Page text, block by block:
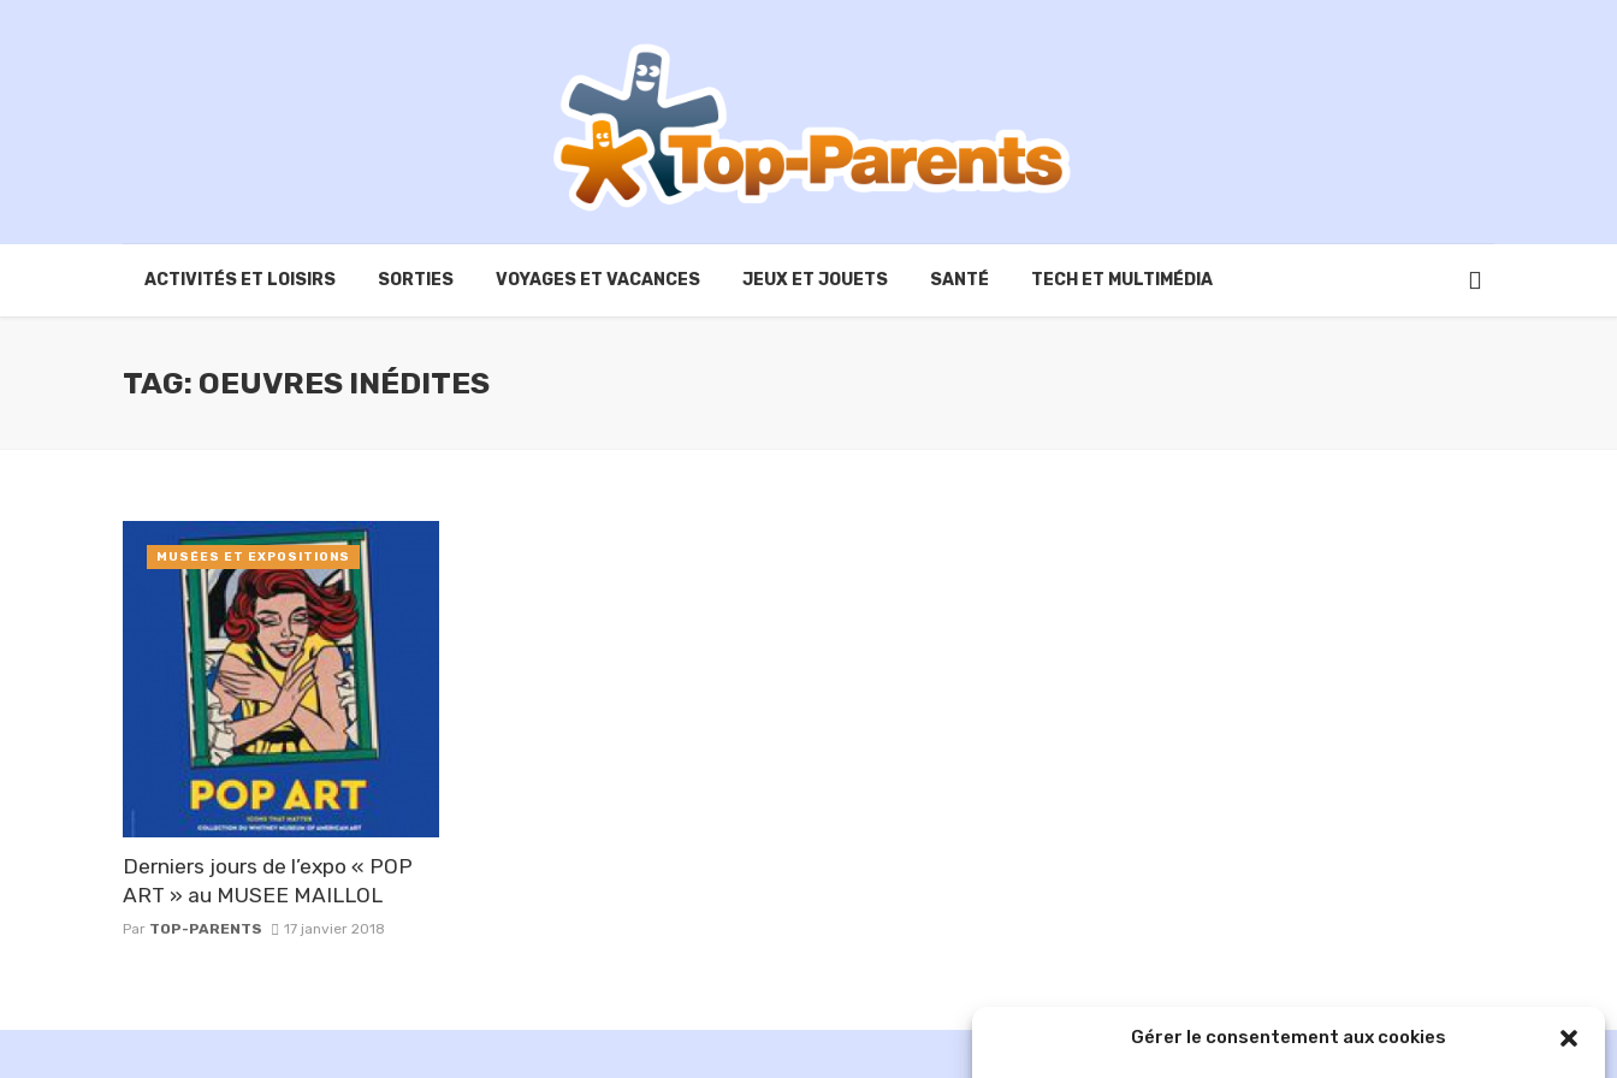
Gérer le consentement aux cookies
ACTIVITÉS ET LOISIRS SORTIES VOYAGES ET VACANCES JEUX ET JOUETS SANTÉ TECH ET MULTIMÉDIA
TAG: OEUVRES INÉDITES
Derniers jours de l’expo « POP
ART » au MUSEE MAILLOL
Par TOP-PARENTS 17 janvier 2018
MUSÉES ET EXPOSITIONS